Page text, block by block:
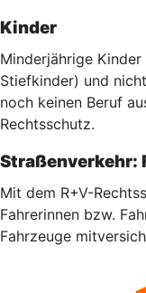
Kinder
Minderjährige
Stiefkinder) und
noch keinen Beruf
Rechtsschutz.
Straßenverkehr:
Mit dem R+V-
Fahrerinnen bzw.
Fahrzeuge